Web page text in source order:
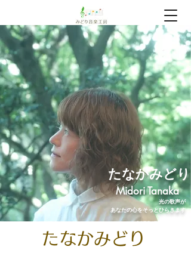
​たなかみどり
Midori Tanaka
光の歌声が
あなたの心をそっとひらきます
みどり音楽工房｜三島の音楽教室
たなかみどり